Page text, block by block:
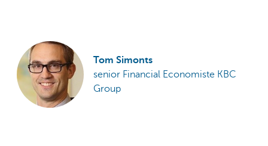
Tom Simonts
senior Financial Economiste KBC
Group